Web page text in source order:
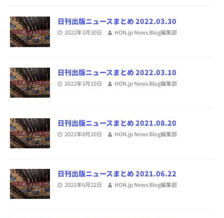
日刊出版ニュースまとめ 2022.03.30
2022年3月30日 HON.jp News Blog編集部
日刊出版ニュースまとめ 2022.03.10
2022年3月10日 HON.jp News Blog編集部
日刊出版ニュースまとめ 2021.08.20
2021年8月20日 HON.jp News Blog編集部
日刊出版ニュースまとめ 2021.06.22
2021年6月22日 HON.jp News Blog編集部